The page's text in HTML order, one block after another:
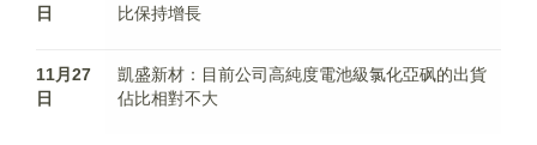
日
比保持增長
11月27
日
凱盛新材：目前公司高純度電池級氯化亞砜的出貨
佔比相對不大